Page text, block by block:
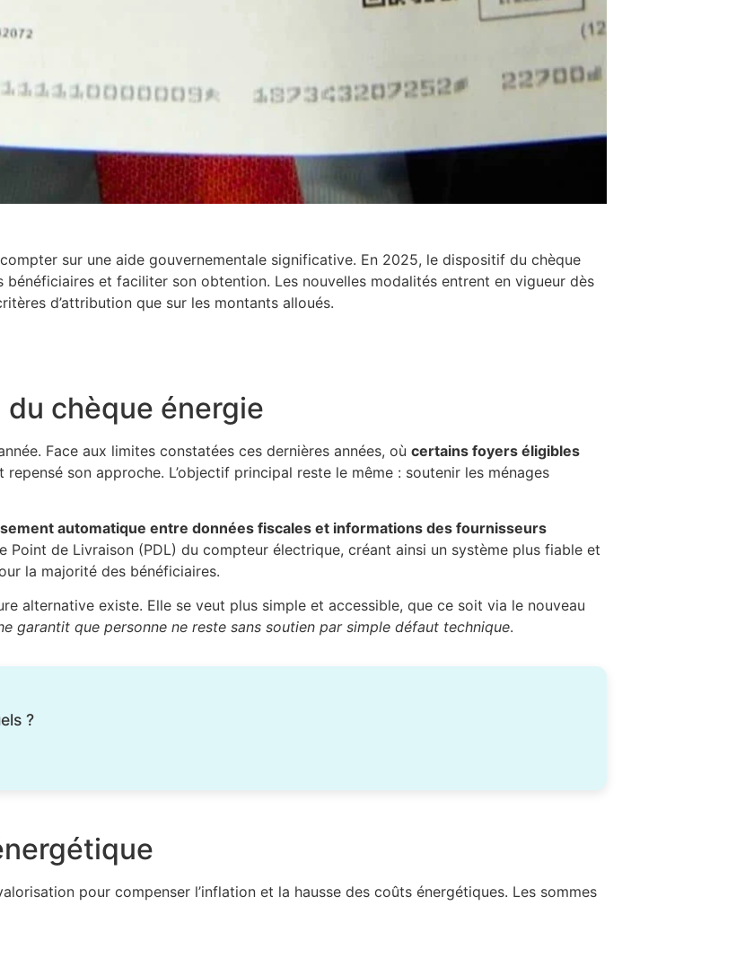
sur une aide gouvernementale significative. En 2025, le dispositif du chèque
et faciliter son obtention. Les nouvelles modalités entrent en vigueur dès
d’attribution que sur les montants alloués.
chèque énergie
Face aux limites constatées ces dernières années, où certains foyers éligibles
repensé son approche. L’objectif principal reste le même : soutenir les ménages
automatique entre données fiscales et informations des fournisseurs
Point de Livraison (PDL) du compteur électrique, créant ainsi un système plus fiable et
la majorité des bénéficiaires.
alternative existe. Elle se veut plus simple et accessible, que ce soit via le nouveau
garantit que personne ne reste sans soutien par simple défaut technique.
?
pour compenser l’inflation et la hausse des coûts énergétiques. Les sommes